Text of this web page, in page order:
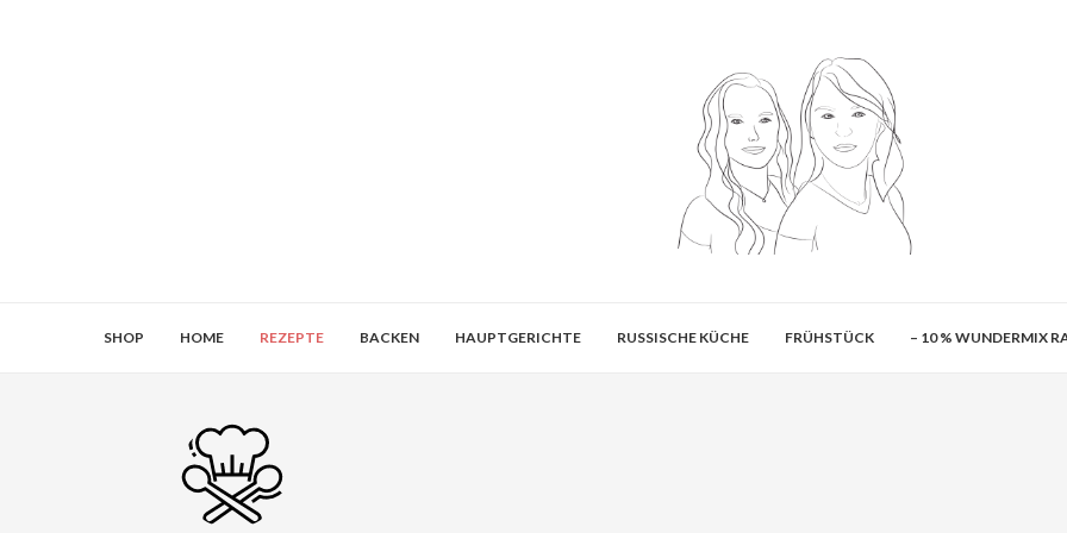
SHOP HOME REZEPTE BACKEN HAUPTGERICHTE RUSSISCHE KÜCHE FRÜHSTÜCK – 10 % WUNDERMIX